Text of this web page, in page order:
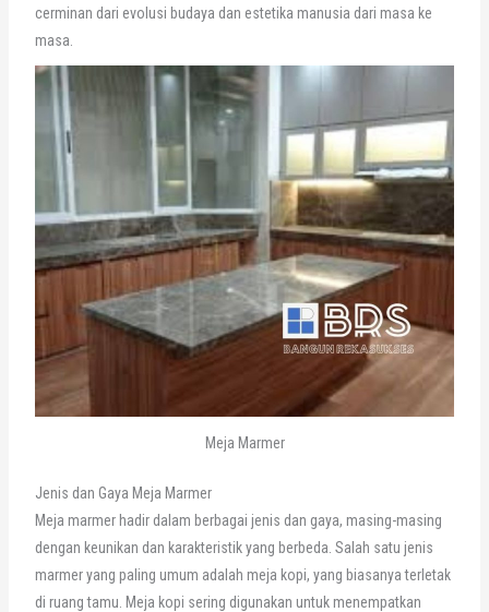
cerminan dari evolusi budaya dan estetika manusia dari masa ke
masa.
Meja Marmer
Jenis dan Gaya Meja Marmer
Meja marmer hadir dalam berbagai jenis dan gaya, masing-masing
dengan keunikan dan karakteristik yang berbeda. Salah satu jenis
marmer yang paling umum adalah meja kopi, yang biasanya terletak
di ruang tamu. Meja kopi sering digunakan untuk menempatkan